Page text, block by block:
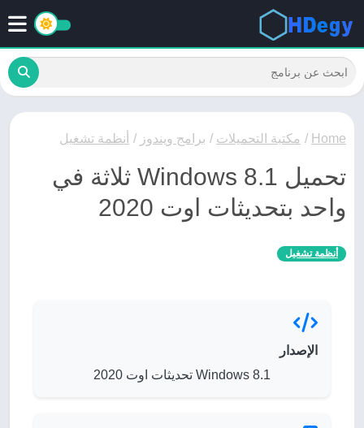
Home
/ مكتبة التحميلات / برامج ويندوز / أنظمة تشغيل
تحميل Windows 8.1 ثلاثة في
واحد بتحديثات اوت 2020
أنظمة تشغيل
الإصدار
Windows 8.1 تحديثات اوت 2020